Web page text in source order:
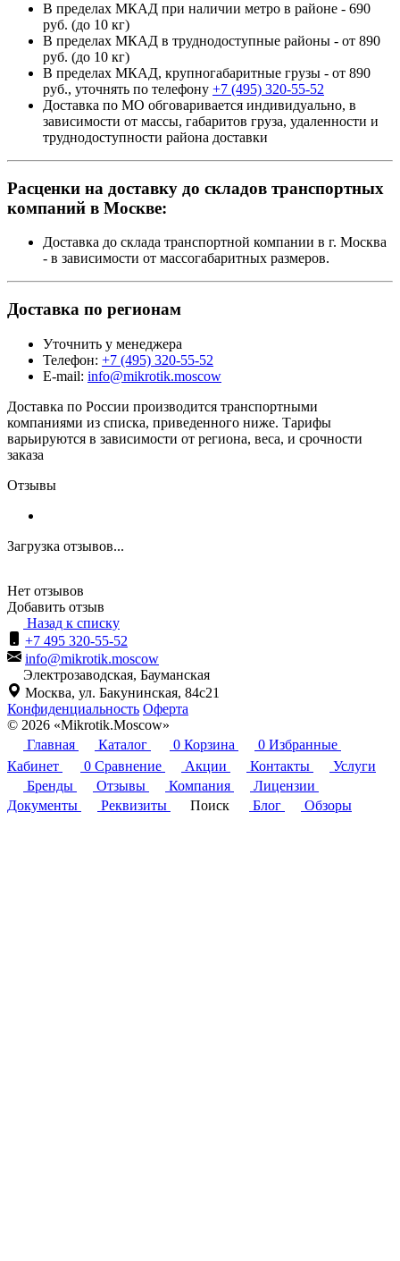
В пределах МКАД при наличии метро в районе - 690
руб. (до 10 кг)
В пределах МКАД в труднодоступные районы - от 890
руб. (до 10 кг)
В пределах МКАД, крупногабаритные грузы - от 890
руб., уточнять по телефону +7 (495) 320-55-52
Доставка по МО обговаривается индивидуально, в
зависимости от массы, габаритов груза, удаленности и
труднодоступности района доставки
Расценки на доставку до складов транспортных
компаний в Москве:
Доставка до склада транспортной компании в г. Москва
- в зависимости от массогабаритных размеров.
Доставка по регионам
Уточнить у менеджера
Телефон: +7 (495) 320-55-52
E-mail: info@mikrotik.moscow
Доставка по России производится транспортными
компаниями из списка, приведенного ниже. Тарифы
варьируются в зависимости от региона, веса, и срочности
заказа
Отзывы
Загрузка отзывов...
Нет отзывов
Добавить отзыв
Назад к списку
+7 495 320-55-52
info@mikrotik.moscow
Электрозаводская, Бауманская
Москва, ул. Бакунинская, 84с21
Конфиденциальность Оферта
© 2026 «Mikrotik.Moscow»
Главная
Каталог 0 Корзина 0 Избранные
Кабинет
0 Сравнение Акции Контакты
Услуги
Бренды
Отзывы Компания
Лицензии
Документы
Реквизиты Поиск Блог Обзоры